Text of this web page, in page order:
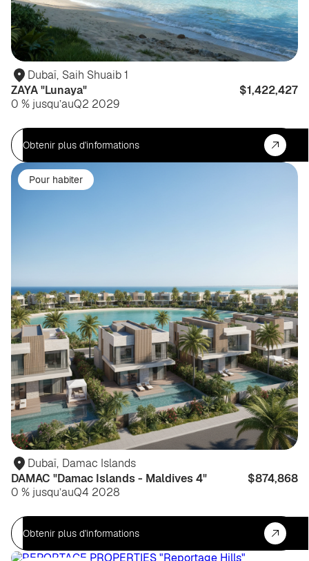
Dubaï, Saih Shuaib 1
ZAYA "Lunaya"
$1,422,427
0 % jusqu’auQ2 2029
Obtenir plus d'informations
Pour habiter
Dubaï, Damac Islands
DAMAC "Damac Islands - Maldives 4"
$874,868
0 % jusqu’auQ4 2028
Obtenir plus d'informations